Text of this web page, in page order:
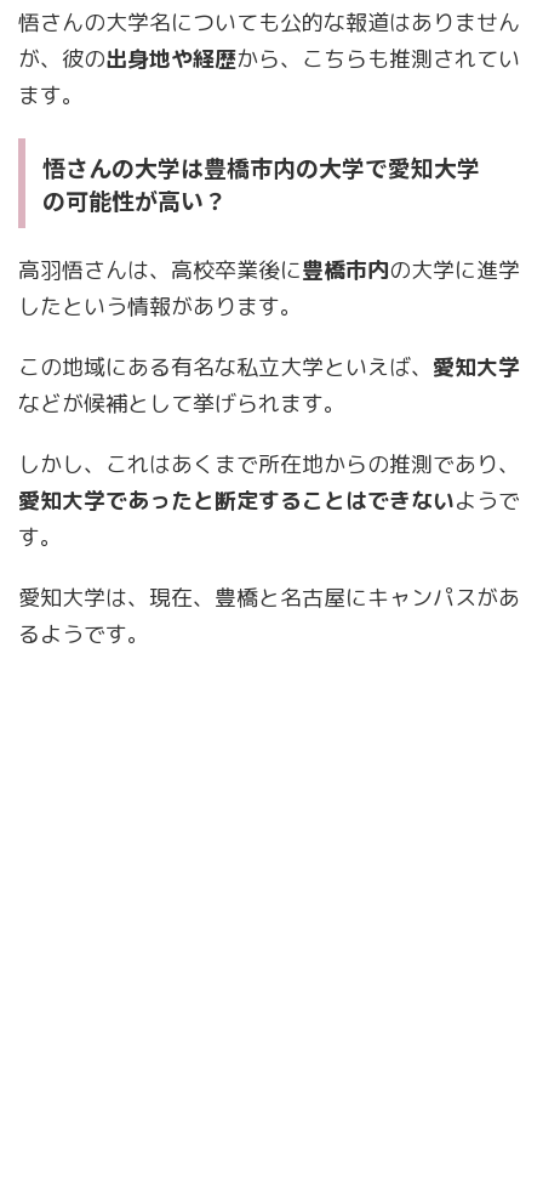
悟さんの大学名についても公的な報道はありません
が、彼の出身地や経歴から、こちらも推測されてい
ます。
悟さんの大学は豊橋市内の大学で愛知大学
の可能性が高い？
高羽悟さんは、高校卒業後に豊橋市内の大学に進学
したという情報があります。
この地域にある有名な私立大学といえば、 愛知大学
などが候補として挙げられます。
しかし、これはあくまで所在地からの推測であり、
愛知大学であったと断定することはできないようで
す。
愛知大学は、現在、豊橋と名古屋にキャンパスがあ
るようです。